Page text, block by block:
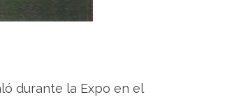
durante la Expo en el